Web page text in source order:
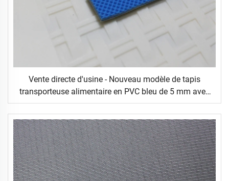
Vente directe d'usine - Nouveau modèle de tapis
transporteuse alimentaire en PVC bleu de 5 mm avec
motif croissant, adapté à de nombreuses utilisations
en restauration